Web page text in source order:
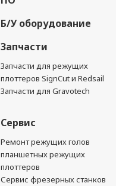
Б/У оборудование
Запчасти
Запчасти для режущих
плоттеров SignCut и Redsail
Запчасти для Gravotech
Сервис
Ремонт режущих голов
планшетных режущих
плоттеров
Сервис фрезерных станков